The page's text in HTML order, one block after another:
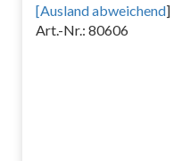
[Ausland abweichend]
Art.-Nr.: 80606